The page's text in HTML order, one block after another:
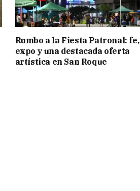
Rumbo a la Fiesta Patronal: fe,
expo y una destacada oferta
artística en San Roque